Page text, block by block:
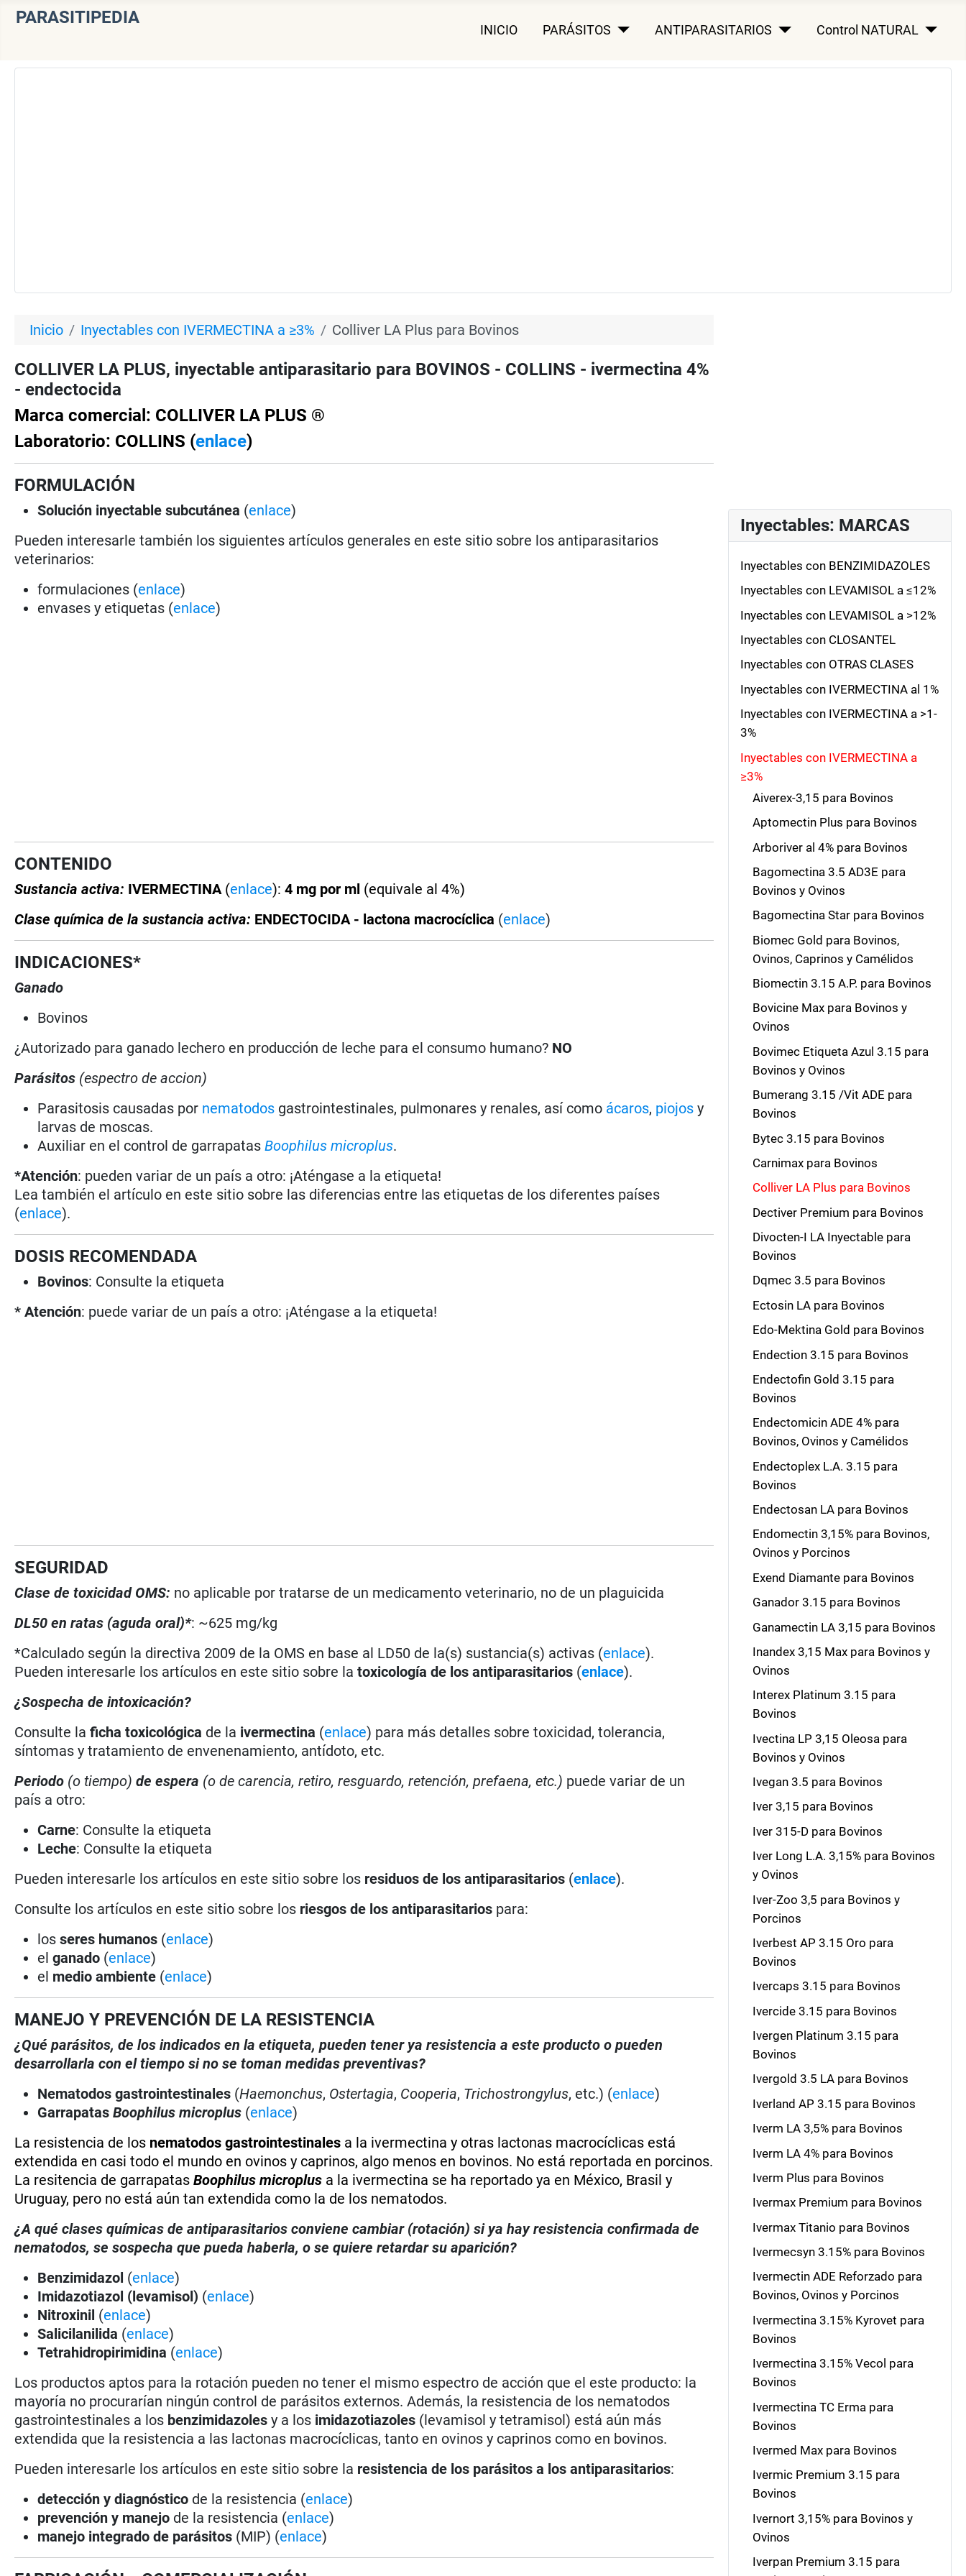
PARASITIPEDIA
INICIO PARÁSITOS ANTIPARASITARIOS Control NATURAL
Inicio Inyectables con IVERMECTINA a ≥3% Colliver LA Plus para Bovinos
COLLIVER LA PLUS, inyectable antiparasitario para BOVINOS - COLLINS - ivermectina 4%
- endectocida
Marca comercial: COLLIVER LA PLUS ®
Laboratorio: COLLINS (enlace)
FORMULACIÓN
Solución inyectable subcutánea (enlace)
Pueden interesarle también los siguientes artículos generales en este sitio sobre los antiparasitarios
veterinarios:
formulaciones (enlace)
envases y etiquetas (enlace)
CONTENIDO
Sustancia activa: IVERMECTINA (enlace):4 mg por ml (equivale al 4%)
Clase química de la sustancia activa: ENDECTOCIDA - lactona macrocíclica (enlace)
INDICACIONES*
Ganado
Bovinos
¿Autorizado para ganado lechero en producción de leche para el consumo humano? NO
Parásitos (espectro de accion)
Parasitosis causadas por nematodos gastrointestinales, pulmonares y renales, así como ácaros, piojos y
larvas de moscas.
Auxiliar en el control de garrapatasBoophilus microplus.
*Atención: pueden variar de un país a otro: ¡Aténgase a la etiqueta!
Lea también el artículo en este sitio sobre las diferencias entre las etiquetas de los diferentes países
(enlace).
DOSIS RECOMENDADA
Bovinos: Consulte la etiqueta
* Atención: puede variar de un país a otro: ¡Aténgase a la etiqueta!
SEGURIDAD
Clase de toxicidad OMS: no aplicable por tratarse de un medicamento veterinario, no de un plaguicida
DL50 en ratas (aguda oral)*: ~625 mg/kg
*Calculado según la directiva 2009 de la OMS en base al LD50 de la(s) sustancia(s) activas (enlace).
Pueden interesarle los artículos en este sitio sobre la toxicología de los antiparasitarios (enlace).
¿Sospecha de intoxicación?
Consulte laficha toxicológica de la ivermectina (enlace) para más detalles sobre toxicidad, tolerancia,
síntomas y tratamiento de envenenamiento, antídoto, etc.
Periodo (o tiempo) de espera (o de carencia, retiro, resguardo, retención, prefaena, etc.) puede variar de un
país a otro:
Carne: Consulte la etiqueta
Leche: Consulte la etiqueta
Pueden interesarle los artículos en este sitio sobre los residuos de los antiparasitarios (enlace).
Consulte los artículos en este sitio sobre los riesgos de los antiparasitarios para:
losseres humanos (enlace)
elganado (enlace)
el medio ambiente (enlace)
MANEJO Y PREVENCIÓN DE LA RESISTENCIA
¿Qué parásitos, de los indicados en la etiqueta, pueden tener ya resistencia a este producto o pueden
desarrollarla con el tiempo si no se toman medidas preventivas?
Nematodos gastrointestinales (Haemonchus, Ostertagia, Cooperia, Trichostrongylus, etc.) (enlace)
GarrapatasBoophilus microplus (enlace)
La resistencia de los nematodos gastrointestinales a la ivermectina y otras lactonas macrocíclicas está
extendida en casi todo el mundo en ovinos y caprinos, algo menos en bovinos. No está reportada en porcinos.
La resitencia de garrapatasBoophilus microplus a la ivermectina se ha reportado ya en México, Brasil y
Uruguay, pero no está aún tan extendida como la de los nematodos.
¿A qué clases químicas de antiparasitarios conviene cambiar (rotación) si ya hay resistencia confirmada de
nematodos, se sospecha que pueda haberla, o se quiere retardar su aparición?
Benzimidazol (enlace)
Imidazotiazol (levamisol) (enlace)
Nitroxinil (enlace)
Salicilanilida (enlace)
Tetrahidropirimidina (enlace)
Los productos aptos para la rotación pueden no tener el mismo espectro de acción que el este producto: la
mayoría no procurarían ningún control de parásitos externos. Además, la resistencia de los nematodos
gastrointestinales a los benzimidazoles y a los imidazotiazoles (levamisol y tetramisol) está aún más
extendida que la resistencia a las lactonas macrocíclicas, tanto en ovinos y caprinos como en bovinos.
Pueden interesarle los artículos en este sitio sobre la resistencia de los parásitos a los antiparasitarios:
detección y diagnóstico de la resistencia (enlace)
prevención y manejo de la resistencia (enlace)
manejo integrado de parásitos (MIP) (enlace)
Inyectables: MARCAS
Inyectables con BENZIMIDAZOLES
Inyectables con LEVAMISOL a ≤12%
Inyectables con LEVAMISOL a >12%
Inyectables con CLOSANTEL
Inyectables con OTRAS CLASES
Inyectables con IVERMECTINA al 1%
Inyectables con IVERMECTINA a >1-
3%
Inyectables con IVERMECTINA a
≥3%
Aiverex-3,15 para Bovinos
Aptomectin Plus para Bovinos
Arboriver al 4% para Bovinos
Bagomectina 3.5 AD3E para
Bovinos y Ovinos
Bagomectina Star para Bovinos
Biomec Gold para Bovinos,
Ovinos, Caprinos y Camélidos
Biomectin 3.15 A.P. para Bovinos
Bovicine Max para Bovinos y
Ovinos
Bovimec Etiqueta Azul 3.15 para
Bovinos y Ovinos
Bumerang 3.15 /Vit ADE para
Bovinos
Bytec 3.15 para Bovinos
Carnimax para Bovinos
Colliver LA Plus para Bovinos
Dectiver Premium para Bovinos
Divocten-I LA Inyectable para
Bovinos
Dqmec 3.5 para Bovinos
Ectosin LA para Bovinos
Edo-Mektina Gold para Bovinos
Endection 3.15 para Bovinos
Endectofin Gold 3.15 para
Bovinos
Endectomicin ADE 4% para
Bovinos, Ovinos y Camélidos
Endectoplex L.A. 3.15 para
Bovinos
Endectosan LA para Bovinos
Endomectin 3,15% para Bovinos,
Ovinos y Porcinos
Exend Diamante para Bovinos
Ganador 3.15 para Bovinos
Ganamectin LA 3,15 para Bovinos
Inandex 3,15 Max para Bovinos y
Ovinos
Interex Platinum 3.15 para
Bovinos
Ivectina LP 3,15 Oleosa para
Bovinos y Ovinos
Ivegan 3.5 para Bovinos
Iver 3,15 para Bovinos
Iver 315-D para Bovinos
Iver Long L.A. 3,15% para Bovinos
y Ovinos
Iver-Zoo 3,5 para Bovinos y
Porcinos
Iverbest AP 3.15 Oro para
Bovinos
Ivercaps 3.15 para Bovinos
Ivercide 3.15 para Bovinos
Ivergen Platinum 3.15 para
Bovinos
Ivergold 3.5 LA para Bovinos
Iverland AP 3.15 para Bovinos
Iverm LA 3,5% para Bovinos
Iverm LA 4% para Bovinos
Iverm Plus para Bovinos
Ivermax Premium para Bovinos
Ivermax Titanio para Bovinos
Ivermecsyn 3.15% para Bovinos
Ivermectin ADE Reforzado para
Bovinos, Ovinos y Porcinos
Ivermectina 3.15% Kyrovet para
Bovinos
Ivermectina 3.15% Vecol para
Bovinos
Ivermectina TC Erma para
Bovinos
Ivermed Max para Bovinos
Ivermic Premium 3.15 para
Bovinos
Ivernort 3,15% para Bovinos y
Ovinos
Iverpan Premium 3.15 para